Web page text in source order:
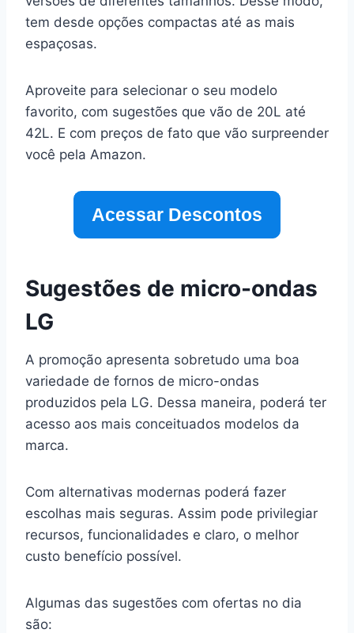
tem desde opções compactas até as mais
espaçosas.
Aproveite para selecionar o seu modelo
favorito, com sugestões que vão de 20L até
42L. E com preços de fato que vão surpreender
você pela Amazon.
Acessar Descontos
Sugestões de micro-ondas
LG
A promoção apresenta sobretudo uma boa
variedade de fornos de micro-ondas
produzidos pela LG. Dessa maneira, poderá ter
acesso aos mais conceituados modelos da
marca.
Com alternativas modernas poderá fazer
escolhas mais seguras. Assim pode privilegiar
recursos, funcionalidades e claro, o melhor
custo benefício possível.
Algumas das sugestões com ofertas no dia
são: